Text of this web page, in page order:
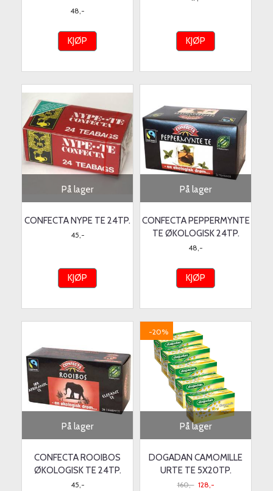
48,-
KJØP KJØP
På lager
CONFECTA NYPE TE 24TP.
45,-
KJØP
På lager
CONFECTA PEPPERMYNTE
TE ØKOLOGISK 24TP.
48,-
KJØP
På lager
CONFECTA ROOIBOS
ØKOLOGISK TE 24TP.
45,-
På lager
-20%
DOGADAN CAMOMILLE
URTE TE 5X20TP.
160,- 128,-